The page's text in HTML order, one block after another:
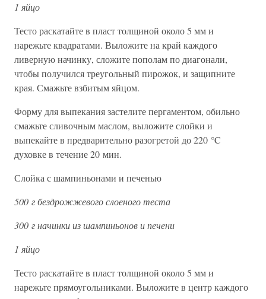
1 яйцо
Тесто раскатайте в пласт толщиной около 5 мм и
нарежьте квадратами. Выложите на край каждого
ливерную начинку, сложите пополам по диагонали,
чтобы получился треугольный пирожок, и защипните
края. Смажьте взбитым яйцом.
Форму для выпекания застелите пергаментом, обильно
смажьте сливочным маслом, выложите слойки и
выпекайте в предварительно разогретой до 220 °C
духовке в течение 20 мин.
Слойка с шампиньонами и печенью
500 г бездрожжевого слоеного теста
300 г начинки из шампиньонов и печени
1 яйцо
Тесто раскатайте в пласт толщиной около 5 мм и
нарежьте прямоугольниками. Выложите в центр каждого